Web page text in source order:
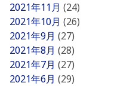
2021年11月 (24)
2021年10月 (26)
2021年9月 (27)
2021年8月 (28)
2021年7月 (27)
2021年6月 (29)